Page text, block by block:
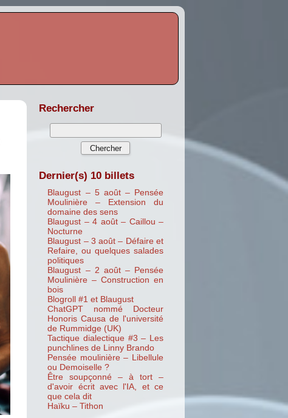
Rechercher
Dernier(s) 10 billets
Blaugust – 5 août – Pensée
Moulinière – Extension du
domaine des sens
Blaugust – 4 août – Caillou –
Nocturne
Blaugust – 3 août – Défaire et
Refaire, ou quelques salades
politiques
Blaugust – 2 août – Pensée
Moulinière – Construction en
bois
Blogroll #1 et Blaugust
ChatGPT nommé Docteur
Honoris Causa de l'université
de Rummidge (UK)
Tactique dialectique #3 – Les
punchlines de Linny Brando
Pensée moulinière – Libellule
ou Demoiselle ?
Être soupçonné – à tort –
d'avoir écrit avec l'IA, et ce
que cela dit
Haïku – Tithon